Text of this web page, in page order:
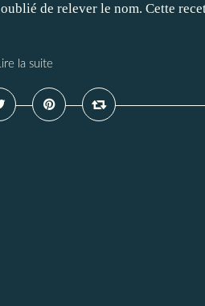
de relever le nom. Cette
la suite